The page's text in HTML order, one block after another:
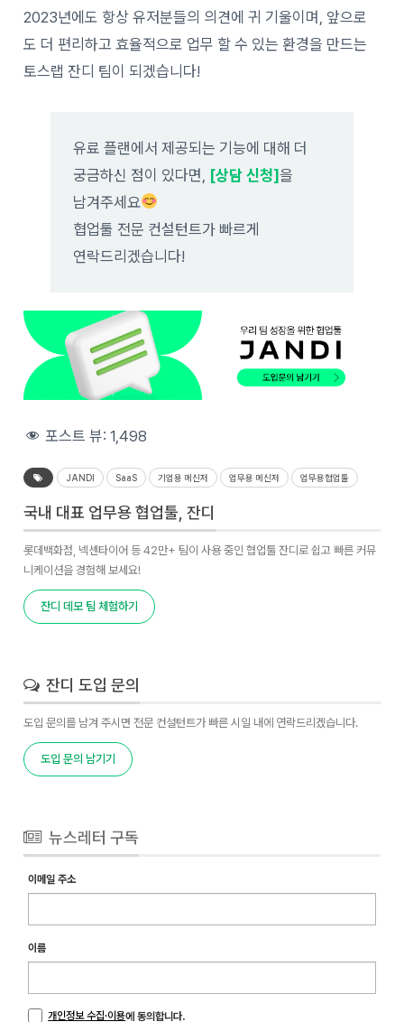
2023년에도 항상 유저분들의 의견에 귀 기울이며, 앞으로
도 더 편리하고 효율적으로 업무 할 수 있는 환경을 만드는
토스랩 잔디 팀이 되겠습니다!
유료 플랜에서 제공되는 기능에 대해 더
궁금하신 점이 있다면, [상담 신청]을
남겨주세요
협업툴 전문 컨설턴트가 빠르게
연락드리겠습니다!
포스트 뷰:1,498
JANDI SaaS 기업용 메신저 업무용 메신저 업무용협업툴
국내 대표 업무용 협업툴, 잔디
롯데백화점, 넥센타이어 등 42만+ 팀이 사용 중인 협업툴 잔디로 쉽고 빠른 커뮤
니케이션을 경험해 보세요!
잔디 데모 팀 체험하기
잔디 도입 문의
도입 문의를 남겨 주시면 전문 컨설턴트가 빠른 시일 내에 연락드리겠습니다.
도입 문의 남기기
뉴스레터 구독
이메일 주소
이름
개인정보 수집·이용에 동의합니다.